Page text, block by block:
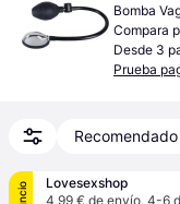
Bomba
Compara
Desde 3
Prueba
Recomendado
Lovesexshop
4,99 € de envío, 4-6